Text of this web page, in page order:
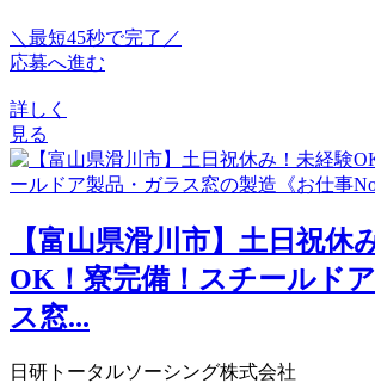
＼最短45秒で完了／
応募へ進む
詳しく
見る
【富山県滑川市】土日祝休
OK！寮完備！スチールド
ス窓...
日研トータルソーシング株式会社